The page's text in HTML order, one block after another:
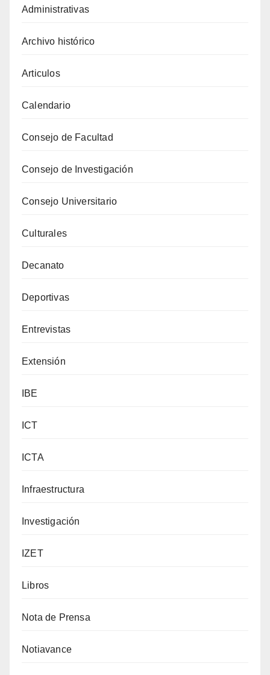
Administrativas
Archivo histórico
Articulos
Calendario
Consejo de Facultad
Consejo de Investigación
Consejo Universitario
Culturales
Decanato
Deportivas
Entrevistas
Extensión
IBE
ICT
ICTA
Infraestructura
Investigación
IZET
Libros
Nota de Prensa
Notiavance